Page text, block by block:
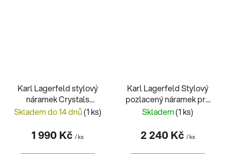
Karl Lagerfeld stylový
náramek Crystals
KLAYC33
Skladem do 14 dnů(1 ks)
1 990 Kč / ks
Karl Lagerfeld Stylový
pozlacený náramek pro
ženy Crystals KLAYC30
Skladem(1 ks)
2 240 Kč / ks